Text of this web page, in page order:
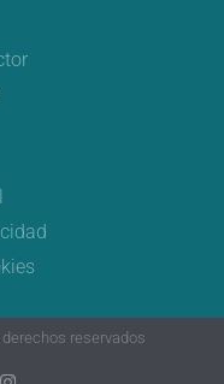
reservados